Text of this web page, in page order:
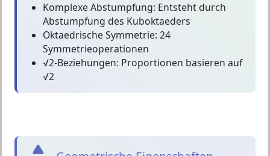
Komplexe Abstumpfung: Entsteht durch
Abstumpfung des Kuboktaeders
Oktaedrische Symmetrie: 24
Symmetrieoperationen
√2-Beziehungen: Proportionen basieren auf
√2